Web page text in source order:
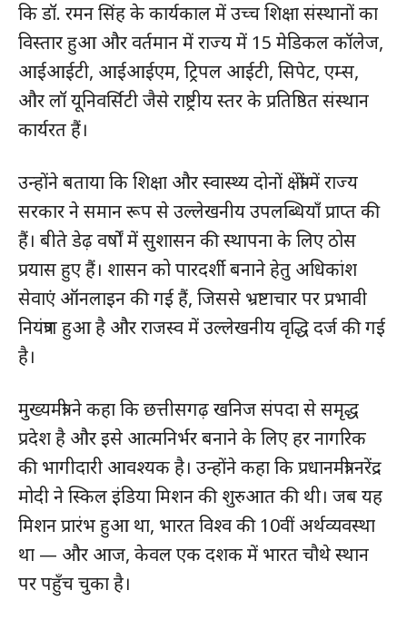
कि डॉ. रमन सिंह के कार्यकाल में उच्च शिक्षा संस्थानों का
विस्तार हुआ और वर्तमान में राज्य में 15 मेडिकल कॉलेज,
आईआईटी, आईआईएम, ट्रिपल आईटी, सिपेट, एम्स,
और लॉ यूनिवर्सिटी जैसे राष्ट्रीय स्तर के प्रतिष्ठित संस्थान
कार्यरत हैं।
उन्होंने बताया कि शिक्षा और स्वास्थ्य दोनों क्षेत्रों में राज्य
सरकार ने समान रूप से उल्लेखनीय उपलब्धियाँ प्राप्त की
हैं। बीते डेढ़ वर्षों में सुशासन की स्थापना के लिए ठोस
प्रयास हुए हैं। शासन को पारदर्शी बनाने हेतु अधिकांश
सेवाएं ऑनलाइन की गई हैं, जिससे भ्रष्टाचार पर प्रभावी
नियंत्रण हुआ है और राजस्व में उल्लेखनीय वृद्धि दर्ज की गई
है।
मुख्यमंत्री ने कहा कि छत्तीसगढ़ खनिज संपदा से समृद्ध
प्रदेश है और इसे आत्मनिर्भर बनाने के लिए हर नागरिक
की भागीदारी आवश्यक है। उन्होंने कहा कि प्रधानमंत्री नरेंद्र
मोदी ने स्किल इंडिया मिशन की शुरुआत की थी। जब यह
मिशन प्रारंभ हुआ था, भारत विश्व की 10वीं अर्थव्यवस्था
था — और आज, केवल एक दशक में भारत चौथे स्थान
पर पहुँच चुका है।